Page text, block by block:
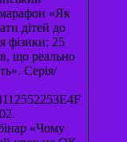
«Як
дітей до
фізики: 25
що реально
Серія/
«Чому